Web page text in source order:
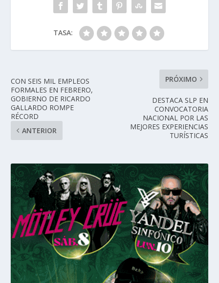
TASA:
CON SEIS MIL EMPLEOS
FORMALES EN FEBRERO,
GOBIERNO DE RICARDO
GALLARDO ROMPE
RÉCORD
ANTERIOR
PRÓXIMO
DESTACA SLP EN
CONVOCATORIA
NACIONAL POR LAS
MEJORES EXPERIENCIAS
TURÍSTICAS